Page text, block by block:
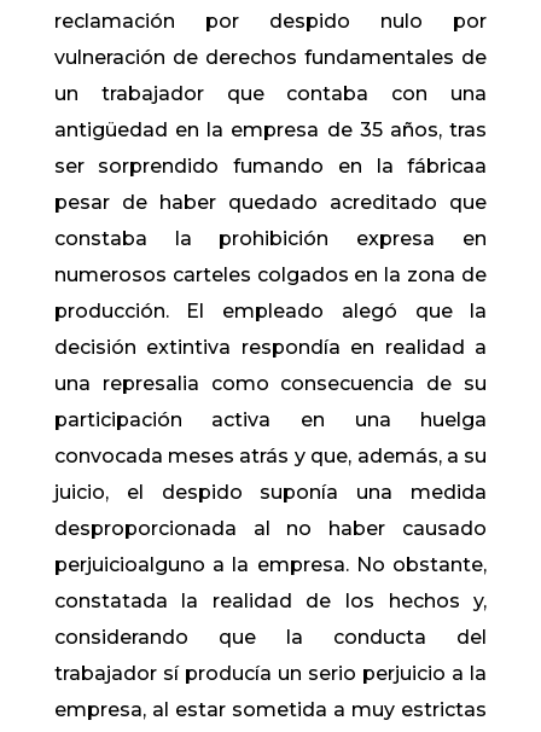
reclamación por despido nulo por
vulneración de derechos fundamentales de
un trabajador que contaba con una
antigüedad en la empresa de 35 años, tras
ser sorprendido fumando en la fábricaa
pesar de haber quedado acreditado que
constaba la prohibición expresa en
numerosos carteles colgados en la zona de
producción. El empleado alegó que la
decisión extintiva respondía en realidad a
una represalia como consecuencia de su
participación activa en una huelga
convocada meses atrás y que, además, a su
juicio, el despido suponía una medida
desproporcionada al no haber causado
perjuicioalguno a la empresa. No obstante,
constatada la realidad de los hechos y,
considerando que la conducta del
trabajador sí producía un serio perjuicio a la
empresa, al estar sometida a muy estrictas